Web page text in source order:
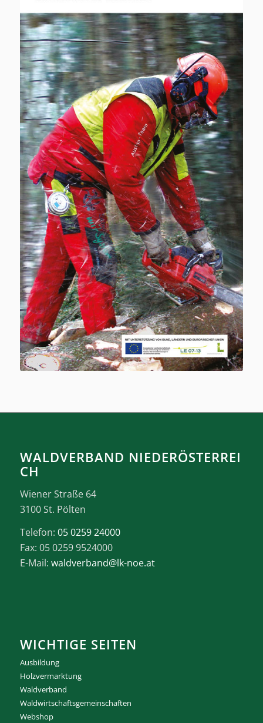
WALDVERBAND NIEDERÖSTERREI
CH
Wiener Straße 64
3100 St. Pölten
Telefon: 05 0259 24000
Fax: 05 0259 9524000
E-Mail: waldverband@lk-noe.at
WICHTIGE SEITEN
Ausbildung
Holzvermarktung
Waldverband
Waldwirtschaftsgemeinschaften
Webshop